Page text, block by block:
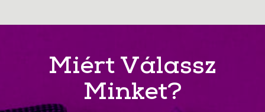
Miért Válassz
Minket?